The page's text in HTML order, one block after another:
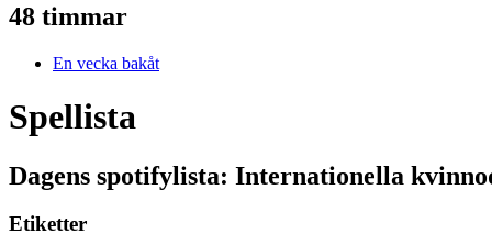
48 timmar
En vecka bakåt
Spellista
Dagens spotifylista: Internationella
Etiketter